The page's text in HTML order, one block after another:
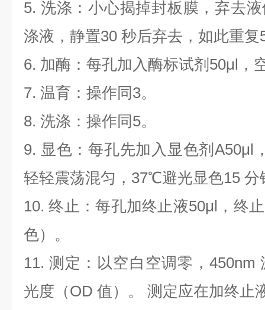
5. 洗涤：小心揭掉封板膜，弃去
涤液，静置30 秒后弃去，如此重复
6. 加酶：每孔加入酶标试剂 50μl ，
7. 温育：操作同3。
8. 洗涤：操作同5。
9. 显色：每孔先加入显色剂A50μl
轻轻震荡混匀， 37℃避光显色15 分
10.终止：每孔加终止液50μl ，终
色）。
11.测定：以空白空调零，450nm
光度（OD 值）。 测定应在加终止